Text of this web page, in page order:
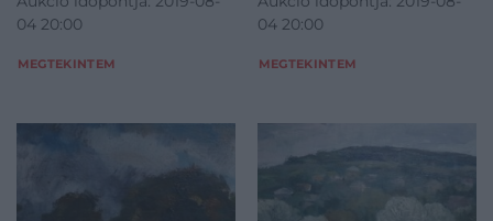
04 20:00
MEGTEKINTEM
04 20:00
MEGTEKINTEM